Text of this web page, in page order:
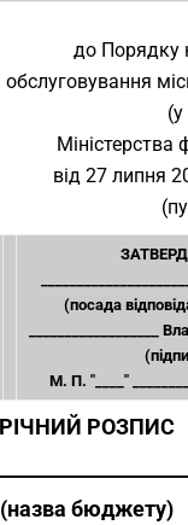
до Порядку
обслуговування
Міністерства
від 27 липня
(посада
__________________
М. П. "____"
РІЧНИЙ РОЗПИС
(назва бюджету)